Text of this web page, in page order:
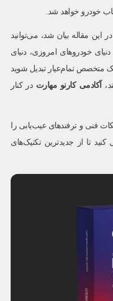
خودرو خواهد شد.
مقاله بیان شد، می‌توانید
خودروهای امروزی، دنیای
متخصص تمام‌عیار تبدیل شوید
آکادمی کارنو مهارت در کنار
فنی و ترفندهای عیب‌یابی را
تا از جدیدترین تکنیک‌های